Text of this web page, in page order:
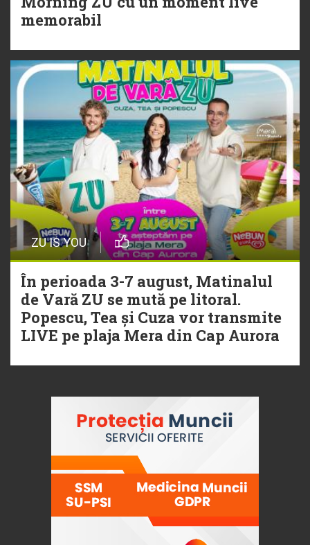
Torpedoul lui Morar: Theo Rose -
memorabil
ZU IS YOU
În perioada 3-7 august, Matinalul
de Vară ZU se mută pe litoral.
Popescu, Tea și Cuza vor transmite
LIVE pe plaja Mera din Cap Aurora